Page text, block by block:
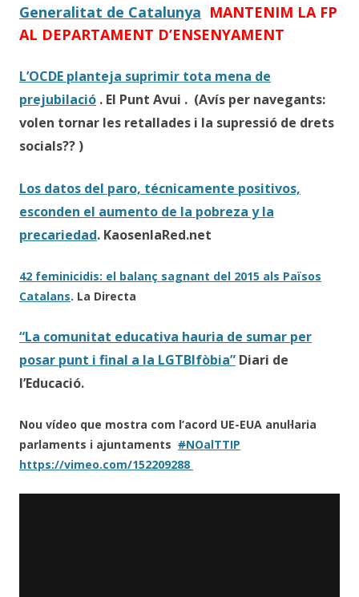
Generalitat de Catalunya MANTENIM LA FP
AL DEPARTAMENT D’ENSENYAMENT
L’OCDE planteja suprimir tota mena de
prejubilació . El Punt Avui . (Avís per navegants:
volen tornar les retallades i la supressió de drets
socials?? )
Los datos del paro, técnicamente positivos,
esconden el aumento de la pobreza y la
precariedad. KaosenlaRed.net
42 feminicidis: el balanç sagnant del 2015 als Països
Catalans. La Directa
“La comunitat educativa hauria de sumar per
posar punt i final a la LGTBIfòbia” Diari de
l’Educació.
Nou vídeo que mostra com l’acord UE-EUA anul·laria
parlaments i ajuntaments #NOalTTIP
https://vimeo.com/152209288